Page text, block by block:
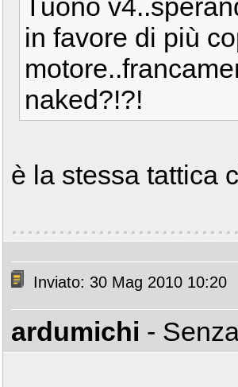
Tuono
in favore di più
naked?!?!
è la stessa tattica
Inviato: 30 Mag 2010 10:20
ardumichi -